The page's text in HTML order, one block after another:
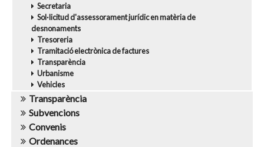
Secretaria
Sol·licitud d'assessorament jurídic en matèria de
desnonaments
Tresoreria
Tramitació electrònica de factures
Transparència
Urbanisme
Vehicles
Transparència
Subvencions
Convenis
Ordenances